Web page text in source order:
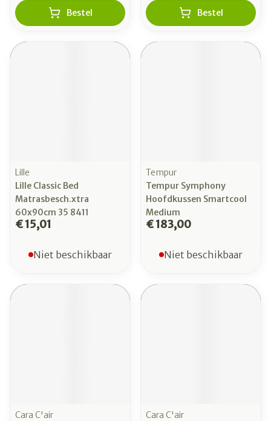
Bestel Bestel
Lille
Lille Classic Bed
Matrasbesch.xtra
60x90cm 35 8411
€ 15,01
Niet beschikbaar
Tempur
Tempur Symphony
Hoofdkussen Smartcool
Medium
€ 183,00
Niet beschikbaar
Cara C'air
Cara C'air